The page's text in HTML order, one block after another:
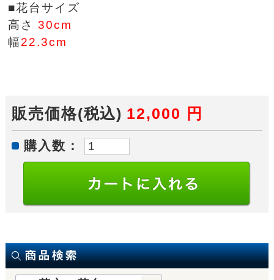
■花台サイズ
高さ30cm
幅22.3cm
販売価格(税込) 12,000 円
購入数：